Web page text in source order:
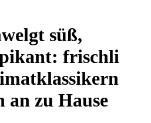
süß,
frischli
an zu Hause